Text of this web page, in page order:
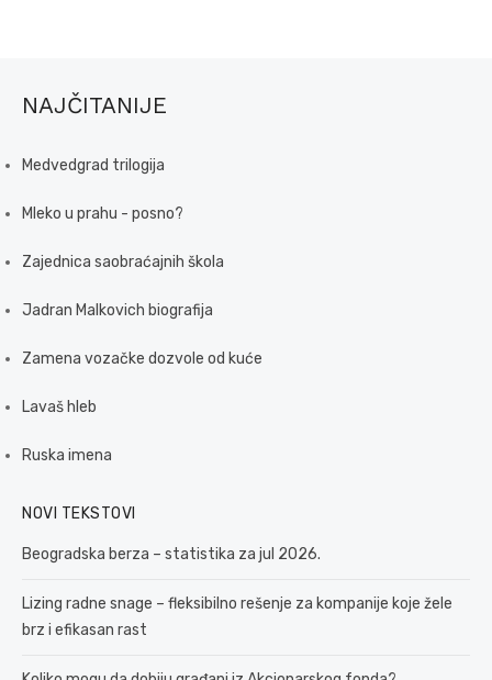
NAJČITANIJE
Medvedgrad trilogija
Mleko u prahu - posno?
Zajednica saobraćajnih škola
Jadran Malkovich biografija
Zamena vozačke dozvole od kuće
Lavaš hleb
Ruska imena
NOVI TEKSTOVI
Beogradska berza – statistika za jul 2026.
Lizing radne snage – fleksibilno rešenje za kompanije koje žele
brz i efikasan rast